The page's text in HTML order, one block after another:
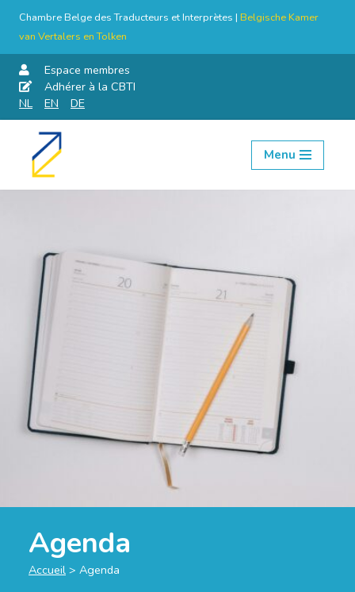
Chambre Belge des Traducteurs et Interprètes | Belgische Kamer
van Vertalers en Tolken
Espace membres
Adhérer à la CBTI
NL
EN DE
Aller
Menu
Agenda
Accueil > Agenda